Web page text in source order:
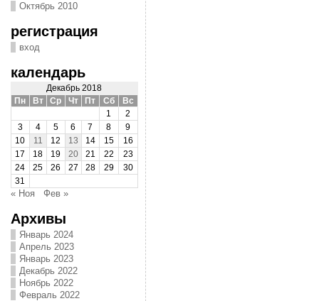
Октябрь 2010
регистрация
вход
календарь
Декабрь 2018
Пн
Вт Ср Чт Пт Сб
Вс
1
2
3
4 5 6 7 8
9
10
11 12 13 14 15
16
17
18 19 20 21 22
23
24
25 26 27 28 29
30
31
« Ноя Фев »
Архивы
Январь 2024
Апрель 2023
Январь 2023
Декабрь 2022
Ноябрь 2022
Февраль 2022